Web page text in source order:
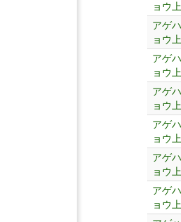
ョウ
アゲ
ョウ
アゲ
ョウ
アゲ
ョウ
アゲ
ョウ
アゲ
ョウ
アゲ
ョウ